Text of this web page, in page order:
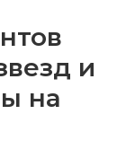
и
на